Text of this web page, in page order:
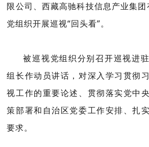
限公司、西藏高驰科技信息产业集
党组织开展巡视“回头看”。
被巡视党组织分别召开巡视进
组长作动员讲话，对深入学习贯彻
视工作的重要论述、贯彻落实党中
策部署和自治区党委工作安排、扎
要求。